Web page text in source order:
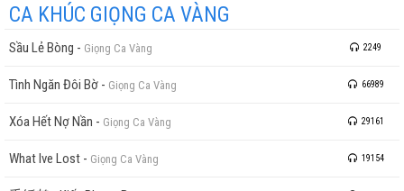
CA KHÚC GIỌNG CA VÀNG
Sầu Lẻ Bòng - Giọng Ca Vàng 2249
Tình Ngăn Đôi Bờ - Giọng Ca Vàng 66989
Xóa Hết Nợ Nần - Giọng Ca Vàng 29161
What Ive Lost - Giọng Ca Vàng 19154